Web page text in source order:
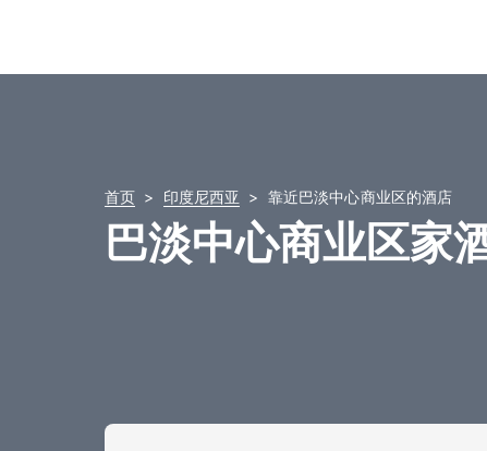
首页 印度尼西亚 靠近巴淡中心商业区的酒店
巴淡中心商业区家